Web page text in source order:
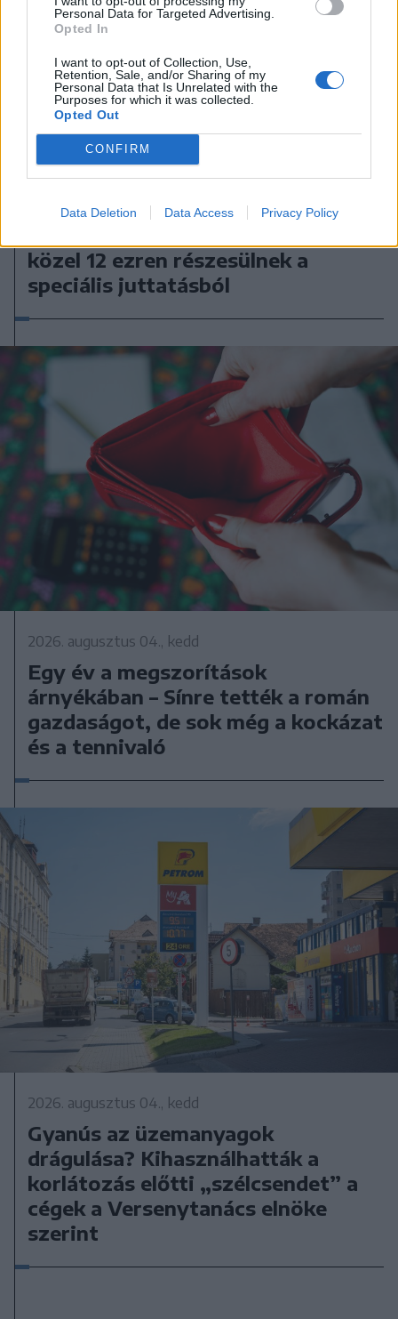
Personal Data for Targeted Advertising.
Opted In
I want to opt-out of Collection, Use,
Retention, Sale, and/or Sharing of my
Personal Data that Is Unrelated with the
Purposes for which it was collected.
Opted Out
CONFIRM
Data Deletion Data Access Privacy Policy
2026. augusztus 05., szerda
közel 12 ezren részesülnek a
speciális juttatásból
2026. augusztus 04., kedd
Egy év a megszorítások
árnyékában – Sínre tették a román
gazdaságot, de sok még a kockázat
és a tennivaló
2026. augusztus 04., kedd
Gyanús az üzemanyagok
drágulása? Kihasználhatták a
korlátozás előtti „szélcsendet” a
cégek a Versenytanács elnöke
szerint